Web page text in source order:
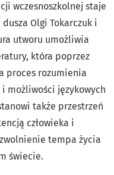
wczesnoszkolnej staje
Olgi Tokarczuk i
utworu umożliwia
która poprzez
proces rozumienia
możliwości językowych
także przestrzeń
człowieka i
tempa życia
świecie.